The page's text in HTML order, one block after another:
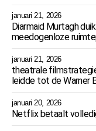
januari 21, 2026
Diarmaid Murtagh
meedogenloze
januari 21, 2026
theatrale
leidde tot de Warner
januari 20, 2026
Netflix betaalt